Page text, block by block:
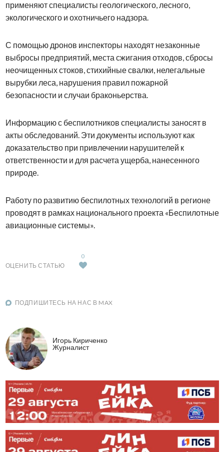
применяют специалисты геологического, лесного,
экологического и охотничьего надзора.
С помощью дронов инспекторы находят незаконные
выбросы предприятий, места сжигания отходов, сбросы
неочищенных стоков, стихийные свалки, нелегальные
вырубки леса, нарушения правил пожарной
безопасности и случаи браконьерства.
Информацию с беспилотников специалисты заносят в
акты обследований. Эти документы используют как
доказательство при привлечении нарушителей к
ответственности и для расчета ущерба, нанесенного
природе.
Работу по развитию беспилотных технологий в регионе
проводят в рамках национального проекта «Беспилотные
авиационные системы».
ОЦЕНИТЬ СТАТЬЮ
0
ПОДПИШИТЕСЬ НА НАС В MAX
Игорь Кириченко
Журналист